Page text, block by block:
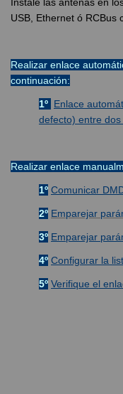
USB, Ethernet ó RCBus
Realizar enlace
continuación:
1º Enlace
defecto) entre dos
Realizar enlace
1º Comunicar
2º Emparejar
3º Emparejar
4º Configurar la
5º Verifique el